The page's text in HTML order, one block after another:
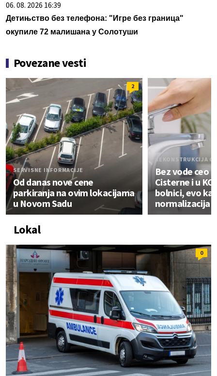
06. 08. 2026 16:39
Детињство без телефона: "Игре без граница"
окупиле 72 малишана у Солотуши
Povezane vesti
2
SERVISNE INFORMACIJE
Od danas nove cene
parkiranja na ovim lokacijama
u Novom Sadu
REKONSTRUKCIJA
Bez vode ceo
Cisterne i u
bolnici, evo
normalizacija
Lokal
0